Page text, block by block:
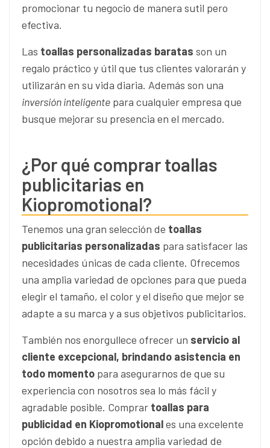
promocionar tu negocio de manera sutil pero
efectiva.
Las toallas personalizadas baratas son un
regalo práctico y útil que tus clientes valorarán y
utilizarán en su vida diaria. Además son una
inversión inteligente para cualquier empresa que
busque mejorar su presencia en el mercado.
¿Por qué comprar toallas
publicitarias en
Kiopromotional?
Tenemos una gran selección de toallas
publicitarias personalizadas para satisfacer las
necesidades únicas de cada cliente. Ofrecemos
una amplia variedad de opciones para que pueda
elegir el tamaño, el color y el diseño que mejor se
adapte a su marca y a sus objetivos publicitarios.
También nos enorgullece ofrecer un servicio al
cliente excepcional, brindando asistencia en
todo momento para asegurarnos de que su
experiencia con nosotros sea lo más fácil y
agradable posible. Comprar toallas para
publicidad en Kiopromotionales una excelente
opción debido a nuestra amplia variedad de